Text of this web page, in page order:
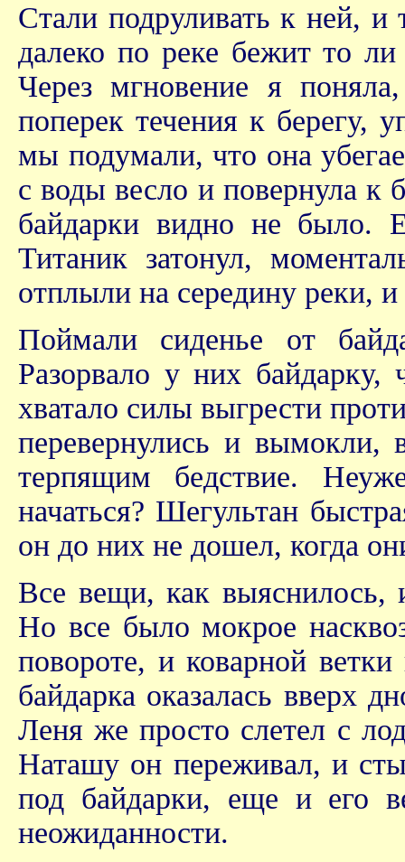
Стали подруливать к ней, и
далеко по реке бежит то
Через мгновение я
поперек течения к берегу,
мы подумали, что она
с воды весло и повернула к
байдарки видно не
Титаник затонул,
отплыли на середину реки,
Поймали сиденье от
Разорвало у них
хватало силы выгрести
перевернулись и вымокли,
терпящим бедствие.
начаться? Шегультан
он до них не дошел, когда
Все вещи, как выяснилось,
Но все было мокрое
повороте, и коварной
байдарка оказалась вверх
Леня же просто слетел с
Наташу он переживал, и
под байдарки, еще и его
неожиданности.